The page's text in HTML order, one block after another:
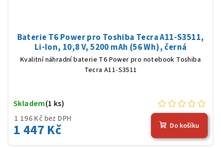
Baterie T6 Power pro Toshiba Tecra A11-S3511,
Li-Ion, 10,8 V, 5200 mAh (56 Wh), černá
Kvalitní náhradní baterie T6 Power pro notebook Toshiba
Tecra A11-S3511
1 196 Kč bez DPH
1 447 Kč
Skladem(1 ks)
Do košíku